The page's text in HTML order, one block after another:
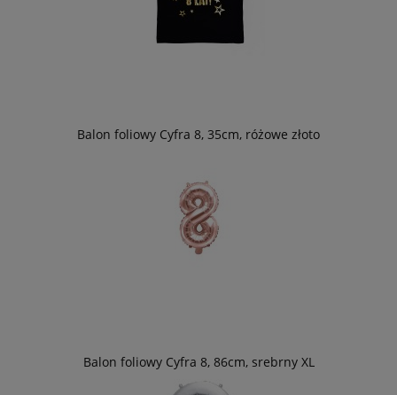
Balon foliowy Cyfra 8, 35cm, różowe złoto
Balon foliowy Cyfra 8, 86cm, srebrny XL